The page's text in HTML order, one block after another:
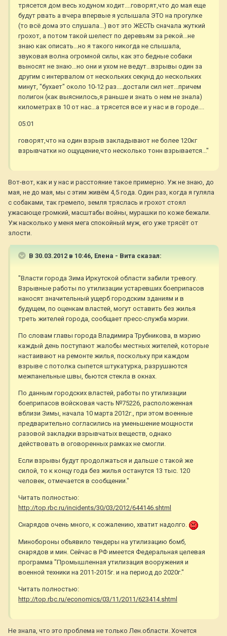
трясется дом весь ходуном ходит....говорят,что до мая еще
будут рвать а вчера впервые я услышала ЭТО на прогулке
(то всё дома это слушала...) вот это ЖЕСТЬ сначала жуткий
грохот, а потом такой шелест по деревьям за рекой...не
знаю как описать...но я такого никогда не слышала,
звуковая волна огромной силы, как это бедные собаки
выносят не знаю...но они и ухом не ведут...взрывы один за
другим с интервалом от нескольких секунд до нескольких
минут, "бухает" около 10-12 раз....достали сил нет...причем
полигон (как выяснилось,я раньше и знать о нем не знала)
километрах в 10 от нас...а трясется все и у нас и в городе....
05:01
говорят,что на один взрыв закладывают не более 120кг
взрывчатки но ощущение,что несколько тонн взрывается..."
Вот-вот, как и у нас и расстояние такое примерно. Уж не знаю, до
мая, не до мая, мы с этим живём 4,5 года. Один раз, когда я гуляла
с собаками, так гремело, земля тряслась и грохот стоял
ужасающе громкий, масштабы войны, мурашки по коже бежали.
Уж насколько у меня мега спокойный муж, его уже трясёт от
злости.
В 30.03.2012 в 10:46, Елена - Вита сказал:
"Власти города Зима Иркутской области забили тревогу.
Взрывные работы по утилизации устаревших боеприпасов
наносят значительный ущерб городским зданиям и в
будущем, по оценкам властей, могут оставить без жилья
треть жителей города, сообщает пресс-служба мэрии.
По словам главы города Владимира Трубникова, в мэрию
каждый день поступают жалобы местных жителей, которые
настаивают на ремонте жилья, поскольку при каждом
взрыве с потолка сыпется штукатурка, разрушаются
межпанельные швы, бьются стекла в окнах.
По данным городских властей, работы по утилизации
боеприпасов войсковая часть №75226, расположенная
вблизи Зимы, начала 10 марта 2012г., при этом военные
предварительно согласились на уменьшение мощности
разовой закладки взрывчатых веществ, однако
действовать в оговоренных рамках не смогли.
Если взрывы будут продолжаться и дальше с такой же
силой, то к концу года без жилья останутся 13 тыс. 120
человек, отмечается в сообщении."
Читать полностью:
http://top.rbc.ru/incidents/30/03/2012/644146.shtml
Снарядов очень много, к сожалению, хватит надолго.
Минобороны объявило тендеры на утилизацию бомб,
снарядов и мин. Сейчас в РФ имеется Федеральная целевая
программа "Промышленная утилизация вооружения и
военной техники на 2011-2015г. и на период до 2020г."
Читать полностью:
http://top.rbc.ru/economics/03/11/2011/623414.shtml
Не знала, что это проблема не только Лен.области. Хочется